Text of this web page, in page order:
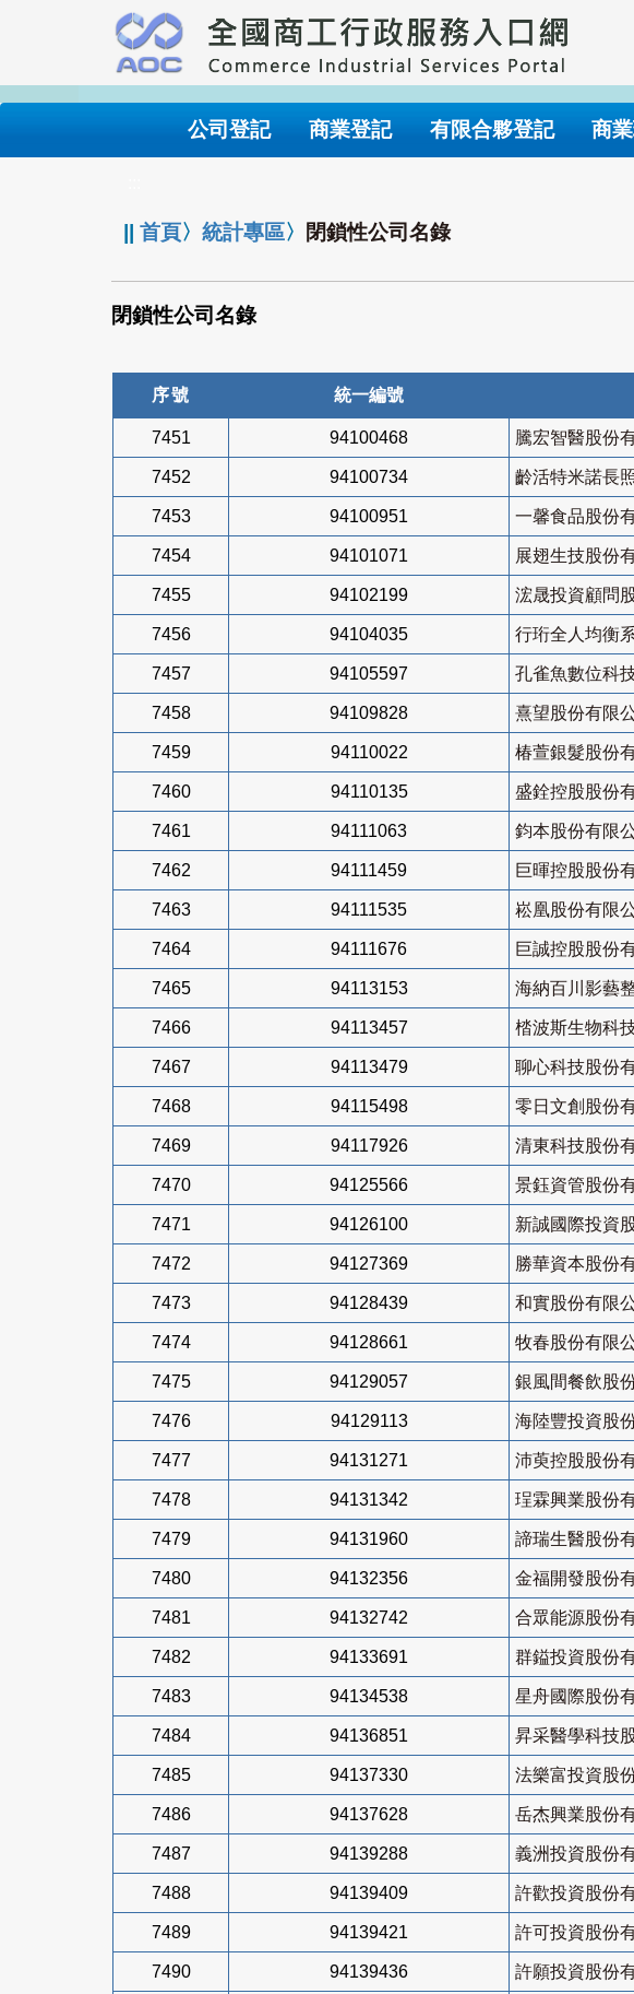
要
內
公司登記 商業登記 有限合夥登記 商
||首頁〉統計專區〉 閉鎖性公司名錄
閉鎖性公司名錄
序號 統一編號
7451 94100468 騰宏智醫股份
7452 94100734 齡活特米諾長
7453 94100951 一馨食品股份
7454 94101071 展翅生技股份
7455 94102199 浤晟投資顧問
7456 94104035 行珩全人均衡
7457 94105597 孔雀魚數位科
7458 94109828 熹望股份有限
7459 94110022 椿萱銀髮股份
7460 94110135 盛銓控股股份
7461 94111063 鈞本股份有限
7462 94111459 巨暉控股股份
7463 94111535 崧凰股份有限
7464 94111676 巨誠控股股份
7465 94113153 海納百川影藝
7466 94113457 㭼波斯生物科
7467 94113479 聊心科技股份
7468 94115498 零日文創股份
7469 94117926 清東科技股份
7470 94125566 景鈺資管股份
7471 94126100 新誠國際投資
7472 94127369 勝華資本股份
7473 94128439 和實股份有限
7474 94128661 牧春股份有限
7475 94129057 銀風間餐飲股
7476 94129113 海陸豐投資股
7477 94131271 沛萸控股股份
7478 94131342 珵霖興業股份
7479 94131960 諦瑞生醫股份
7480 94132356 金福開發股份
7481 94132742 合眾能源股份
7482 94133691 群鎰投資股份
7483 94134538 星舟國際股份
7484 94136851 昇采醫學科技
7485 94137330 法樂富投資股
7486 94137628 岳杰興業股份
7487 94139288 義洲投資股份
7488 94139409 許歡投資股份
7489 94139421 許可投資股份
7490 94139436 許願投資股份